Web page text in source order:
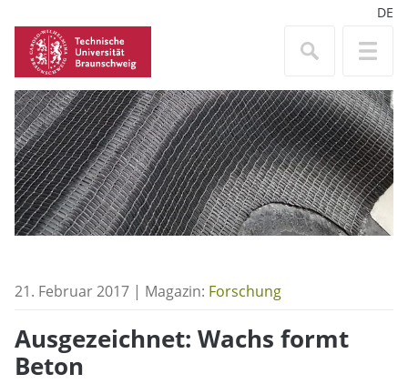
DE
21. Februar 2017 | Magazin: Forschung
Ausgezeichnet: Wachs formt
Beton